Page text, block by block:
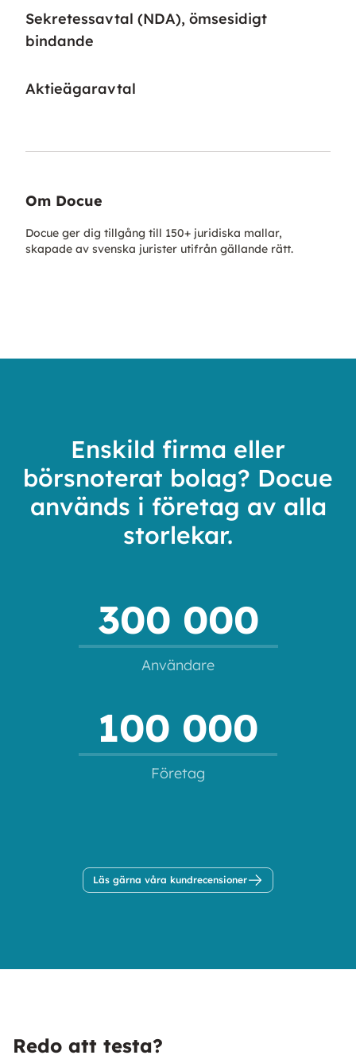
Sekretessavtal (NDA), ömsesidigt
bindande
Aktieägaravtal
Om Docue
Docue ger dig tillgång till 150+ juridiska mallar,
skapade av svenska jurister utifrån gällande rätt.
Enskild firma eller
börsnoterat bolag? Docue
används i företag av alla
storlekar.
300 000
Användare
100 000
Företag
Läs gärna våra kundrecensioner
Redo att testa?